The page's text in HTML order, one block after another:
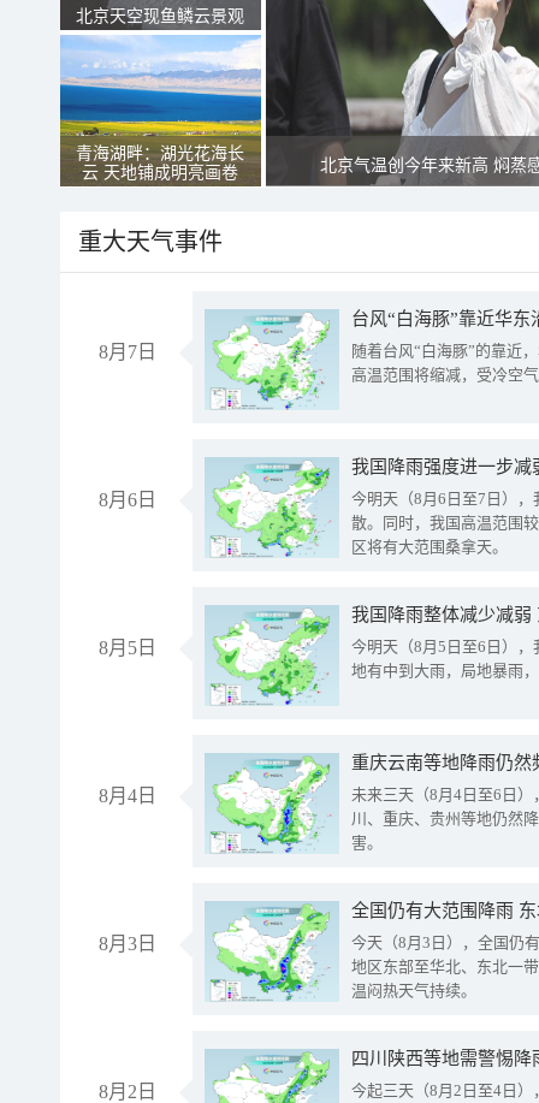
北京天空现鱼鳞云景观
青海湖畔：湖光花海长
云 天地铺成明亮画卷
北京气温创今年来新高 焖蒸
重大天气事件
8月7日
台风“白海豚”靠近华
随着台风“白海豚”的靠近
高温范围将缩减，受冷空
8月6日
今明天（8月6日至7日）
散。同时，我国高温范围
区将有大范围桑拿天。
8月5日
我国降雨整体减少减弱
今明天（8月5日至6日）
地有中到大雨，局地暴雨
8月4日
重庆云南等地降雨仍然
未来三天（8月4日至6日
川、重庆、贵州等地仍然
害。
8月3日
全国仍有大范围降雨
今天（8月3日），全国仍
地区东部至华北、东北一
温闷热天气持续。
8月2日
今起三天（8月2日至4日